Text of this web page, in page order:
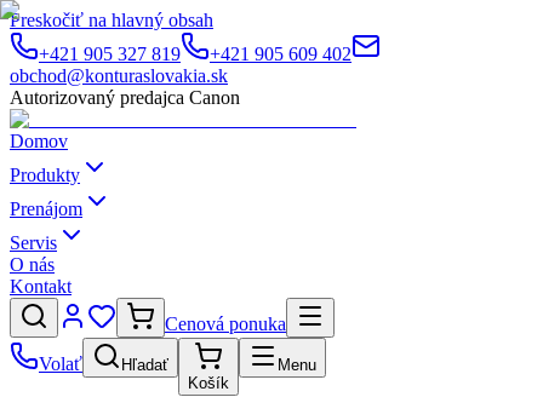
Preskočiť na hlavný obsah
+421 905 327 819
+421 905 609 402
obchod@konturaslovakia.sk
Autorizovaný predajca Canon
Domov
Produkty
Prenájom
Servis
O nás
Kontakt
Cenová ponuka
Volať
Hľadať
Košík
Menu